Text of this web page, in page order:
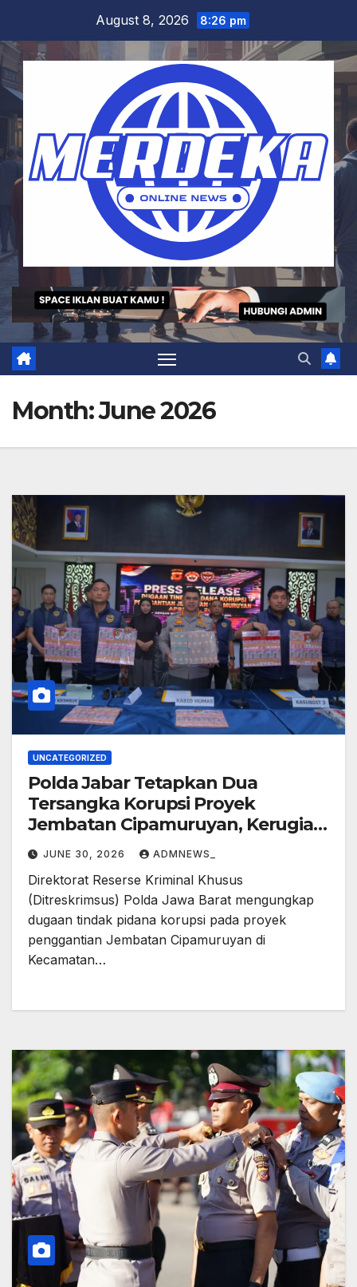
content
August 8, 2026 8:26 pm
Month:June 2026
UNCATEGORIZED
Polda Jabar Tetapkan Dua
Tersangka Korupsi Proyek
Jembatan Cipamuruyan, Kerugian
Negara Rp9,84 Miliar
JUNE 30, 2026 ADMNEWS_
Direktorat Reserse Kriminal Khusus
(Ditreskrimsus) Polda Jawa Barat mengungkap
dugaan tindak pidana korupsi pada proyek
penggantian Jembatan Cipamuruyan di
Kecamatan…